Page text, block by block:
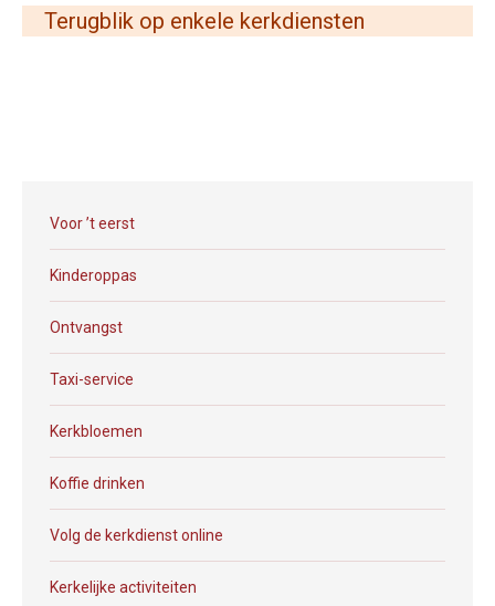
Terugblik op enkele kerkdiensten
Voor ’t eerst
Kinderoppas
Ontvangst
Taxi-service
Kerkbloemen
Koffie drinken
Volg de kerkdienst online
Kerkelijke activiteiten